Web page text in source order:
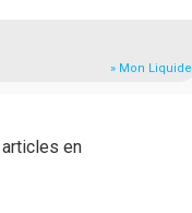
» Mon Liquide
en